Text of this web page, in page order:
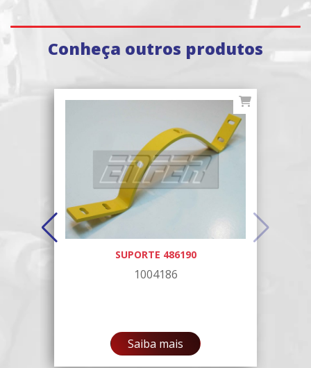
Conheça outros produtos
SUPORTE 486190
1004186
Saiba mais